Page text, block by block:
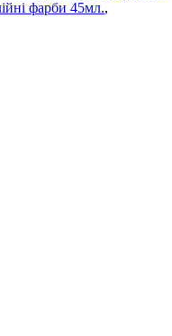
фарби 45мл.,